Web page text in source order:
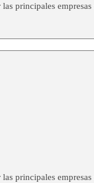
principales
principales